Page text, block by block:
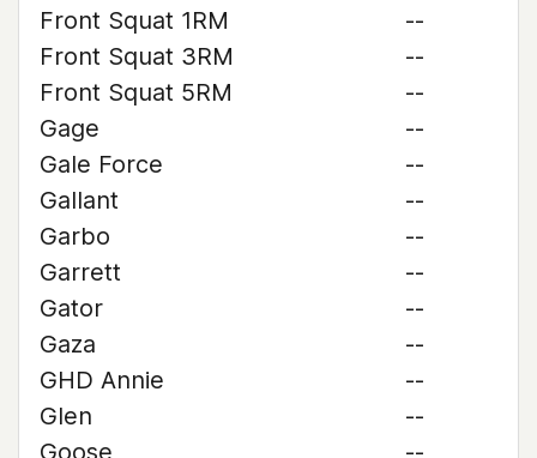
Front Squat 1RM
--
Front Squat 3RM
--
Front Squat 5RM
--
Gage
--
Gale Force
--
Gallant
--
Garbo
--
Garrett
--
Gator
--
Gaza
--
GHD Annie
--
Glen
--
Goose
--